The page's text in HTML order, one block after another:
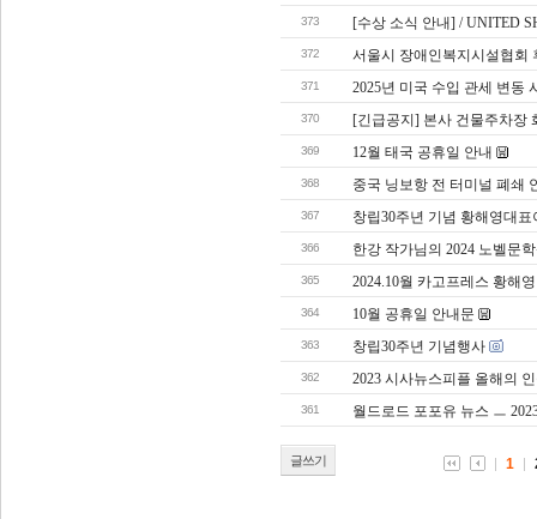
373 [수상 소식 안내] / UNITED
372 서울시 장애인복지시설협회
371 2025년 미국 수입 관세 변동
370 [긴급공지] 본사 건물주차장
369 12월 태국 공휴일 안내
368 중국 닝보항 전 터미널 폐쇄
367 창립30주년 기념 황해영대
366 한강 작가님의 2024 노벨문
365 2024.10월 카고프레스 황해
364 10월 공휴일 안내문
363 창립30주년 기념행사
362 2023 시사뉴스피플 올해의
361 월드로드 포포유 뉴스 ㅡ
글쓰기 1